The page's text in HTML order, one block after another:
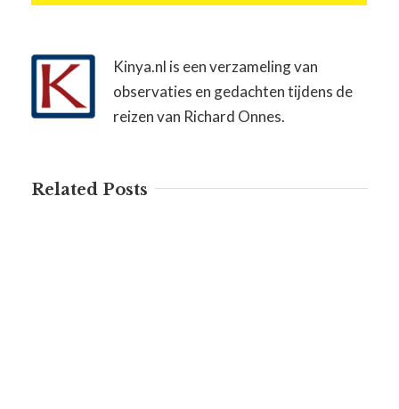
Kinya.nl is een verzameling van
observaties en gedachten tijdens de
reizen van Richard Onnes.
Related Posts